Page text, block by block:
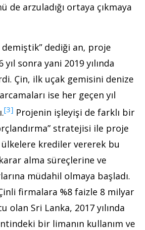
de arzuladığı ortaya çıkmaya
dediği an, proje
sonra yani 2019 yılında
Çin, ilk uçak gemisini denize
ise her geçen yıl
[3] Projenin işleyişi de farklı bir
stratejisi ile proje
ülkelere krediler vererek bu
alma süreçlerine ve
müdahil olmaya başladı.
firmalara %8 faizle 8 milyar
olan Sri Lanka, 2017 yılında
bir limanın kullanım ve